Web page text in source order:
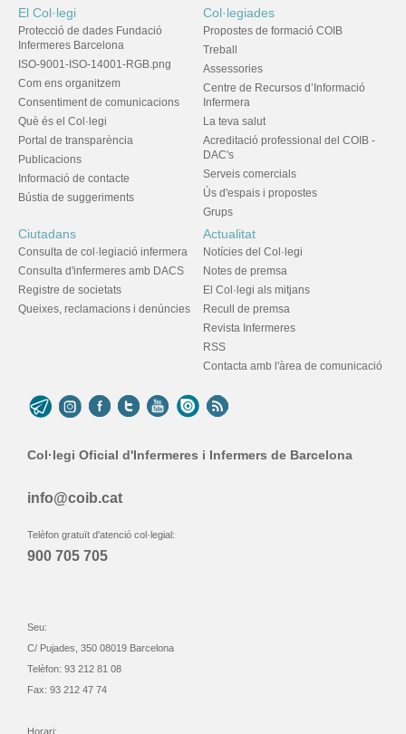
El Col·legi
Protecció de dades Fundació
Infermeres Barcelona
ISO-9001-ISO-14001-RGB.png
Com ens organitzem
Consentiment de comunicacions
Què és el Col·legi
Portal de transparència
Publicacions
Informació de contacte
Bústia de suggeriments
Col·legiades
Propostes de formació COIB
Treball
Assessories
Centre de Recursos d’Informació
Infermera
La teva salut
Acreditació professional del COIB -
DAC's
Serveis comercials
Ús d'espais i propostes
Grups
Ciutadans
Consulta de col·legiació infermera
Consulta d'infermeres amb DACS
Registre de societats
Queixes, reclamacions i denúncies
Actualitat
Notícies del Col·legi
Notes de premsa
El Col·legi als mitjans
Recull de premsa
Revista Infermeres
RSS
Contacta amb l'àrea de comunicació
Col·legi Oficial d'Infermeres i Infermers de Barcelona
info@coib.cat
Telèfon gratuït d'atenció col·legial:
900 705 705
Seu:
C/ Pujades, 350 08019 Barcelona
Telèfon: 93 212 81 08
Fax: 93 212 47 74
Horari: